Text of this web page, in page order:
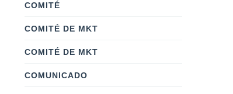
COMITÉ
COMITÉ DE MKT
COMITÉ DE MKT
COMUNICADO